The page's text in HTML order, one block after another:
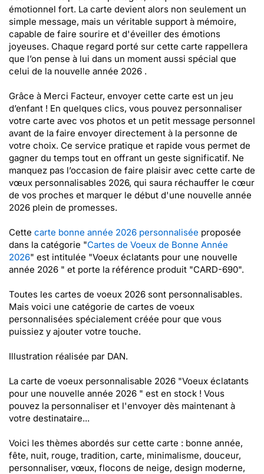
émotionnel fort. La carte devient alors non seulement un
simple message, mais un véritable support à mémoire,
capable de faire sourire et d'éveiller des émotions
joyeuses. Chaque regard porté sur cette carte rappellera
que l’on pense à lui dans un moment aussi spécial que
celui de la nouvelle année 2026 .
Grâce à Merci Facteur, envoyer cette carte est un jeu
d’enfant ! En quelques clics, vous pouvez personnaliser
votre carte avec vos photos et un petit message personnel
avant de la faire envoyer directement à la personne de
votre choix. Ce service pratique et rapide vous permet de
gagner du temps tout en offrant un geste significatif. Ne
manquez pas l’occasion de faire plaisir avec cette carte de
vœux personnalisables 2026, qui saura réchauffer le cœur
de vos proches et marquer le début d'une nouvelle année
2026 plein de promesses.
Cette carte bonne année 2026 personnalisée proposée
dans la catégorie "Cartes de Voeux de Bonne Année
2026" est intitulée "Voeux éclatants pour une nouvelle
année 2026 " et porte la référence produit "CARD-690".
Toutes les cartes de voeux 2026 sont personnalisables.
Mais voici une catégorie de cartes de voeux
personnalisées spécialement créée pour que vous
puissiez y ajouter votre touche.
Illustration réalisée par DAN.
La carte de voeux personnalisable 2026 "Voeux éclatants
pour une nouvelle année 2026 " est en stock ! Vous
pouvez la personnaliser et l'envoyer dès maintenant à
votre destinataire...
Voici les thèmes abordés sur cette carte : bonne année,
fête, nuit, rouge, tradition, carte, minimalisme, douceur,
personnaliser, vœux, flocons de neige, design moderne,